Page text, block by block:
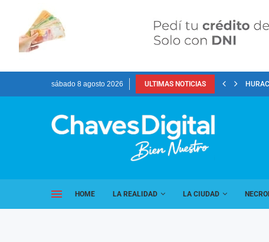
sábado 8 agosto 2026 ULTIMAS NOTICIAS
HOME LA REALIDAD LA CIUDAD